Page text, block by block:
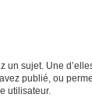
sujet. Une
publié, ou
utilisateur.